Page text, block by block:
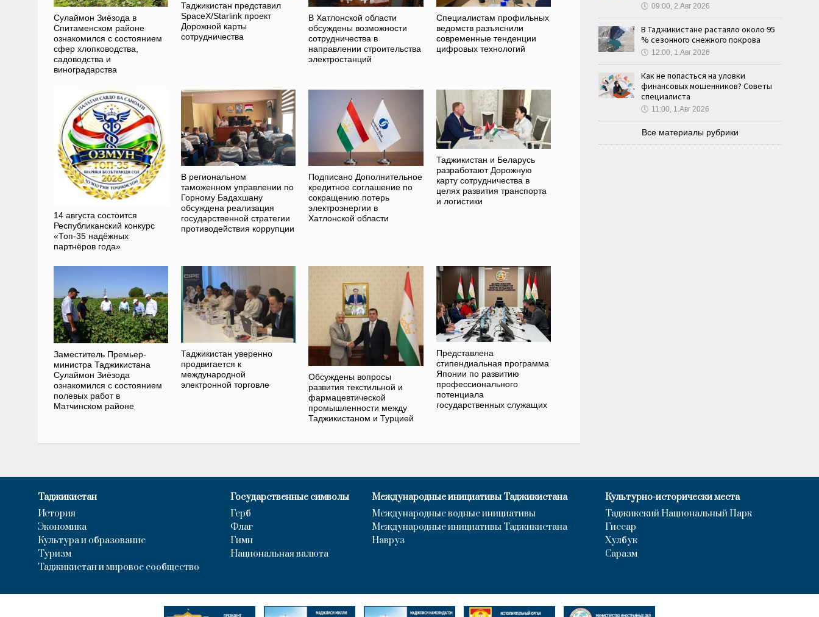
Сулаймон Зиёзода в
Спитаменском районе
ознакомился с состоянием
сфер хлопководства,
садоводства и
виноградарства
Таджикистан представил
SpaceX/Starlink проект
Дорожной карты
сотрудничества
В Хатлонской области
обсуждены возможности
сотрудничества в
направлении строительства
электростанций
Специалистам профильных
ведомств разъяснили
современные тенденции
цифровых технологий
14 августа состоится
Республиканский конкурс
«Топ-35 надёжных
партнёров года»
В региональном
таможенном управлении по
Горному Бадахшану
обсуждена реализация
государственной стратегии
противодействия коррупции
Подписано Дополнительное
кредитное соглашение по
сокращению потерь
электроэнергии в
Хатлонской области
Таджикистан и Беларусь
разработают Дорожную
карту сотрудничества в
целях развития транспорта
и логистики
Заместитель Премьер-
министра Таджикистана
Сулаймон Зиёзода
ознакомился с состоянием
полевых работ в
Матчинском районе
Таджикистан уверенно
продвигается к
международной
электронной торговле
Обсуждены вопросы
развития текстильной и
фармацевтической
промышленности между
Таджикистаном и Турцией
Представлена
стипендиальная программа
Японии по развитию
профессионального
потенциала
государственных служащих
🕔 09:00, 2.Авг 2026
В Таджикистане растаяло около 95
% сезонного снежного покрова
🕔 12:00, 1.Авг 2026
Как не попасться на уловки
финансовых мошенников? Советы
специалиста
🕔 11:00, 1.Авг 2026
Все материалы рубрики
Таджикистан
История
Экономика
Культура и образование
Туризм
Таджикистан и мировое сообщество
Государственные символы
Герб
Флаг
Гимн
Национальная валюта
Международные инициативы Таджикистана
Международные водные инициативы
Международные инициативы Таджикистана
Навруз
Культурно-исторически места
Таджикский Национальный Парк
Гиссар
Хулбук
Саразм